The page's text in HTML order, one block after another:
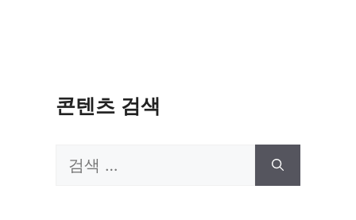
콘텐츠 검색
검